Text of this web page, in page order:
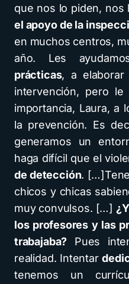
que nos lo piden, nos
el apoyo de la
en muchos centros,
año. Les
prácticas, a elaborar
intervención, pero le
importancia, Laura, a
la prevención. Es
generamos un
haga difícil que el
de detección.
chicos y chicas
muy convulsos. […]
los profesores y las
trabajaba? Pues
realidad. Intentar
tenemos un